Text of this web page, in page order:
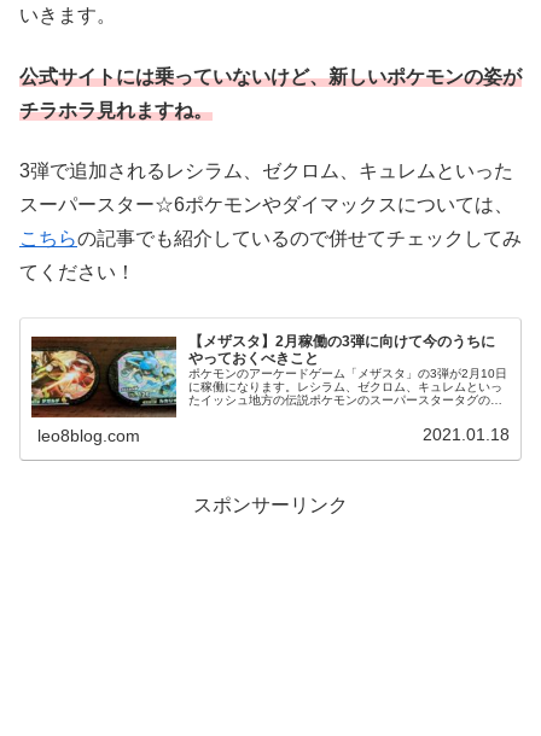
いきます。
公式サイトには乗っていないけど、新しいポケモンの姿が
チラホラ見れますね。
3弾で追加されるレシラム、ゼクロム、キュレムといった
スーパースター☆6ポケモンやダイマックスについては、
こちらの記事でも紹介しているので併せてチェックしてみ
てください！
【メザスタ】2月稼働の3弾に向けて今のうちに
やっておくべきこと
ポケモンのアーケードゲーム「メザスタ」の3弾が2月10日
に稼働になります。レシラム、ゼクロム、キュレムといっ
たイッシュ地方の伝説ポケモンのスーパースタータグの追
leo8blog.com 2021.01.18
スポンサーリンク